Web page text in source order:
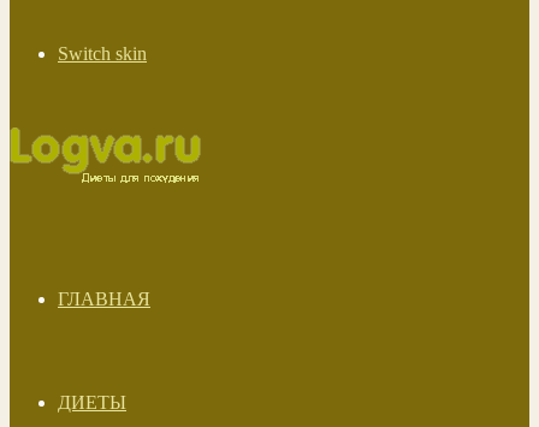
Switch skin
ГЛАВНАЯ
ДИЕТЫ